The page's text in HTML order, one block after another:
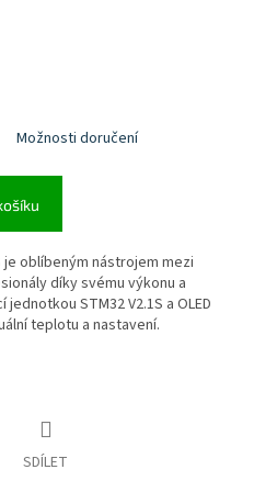
Možnosti doručení
je oblíbeným nástrojem mezi
díky svému výkonu a
STM32 V2.1S a OLED
teplotu a nastavení.
SDÍLET